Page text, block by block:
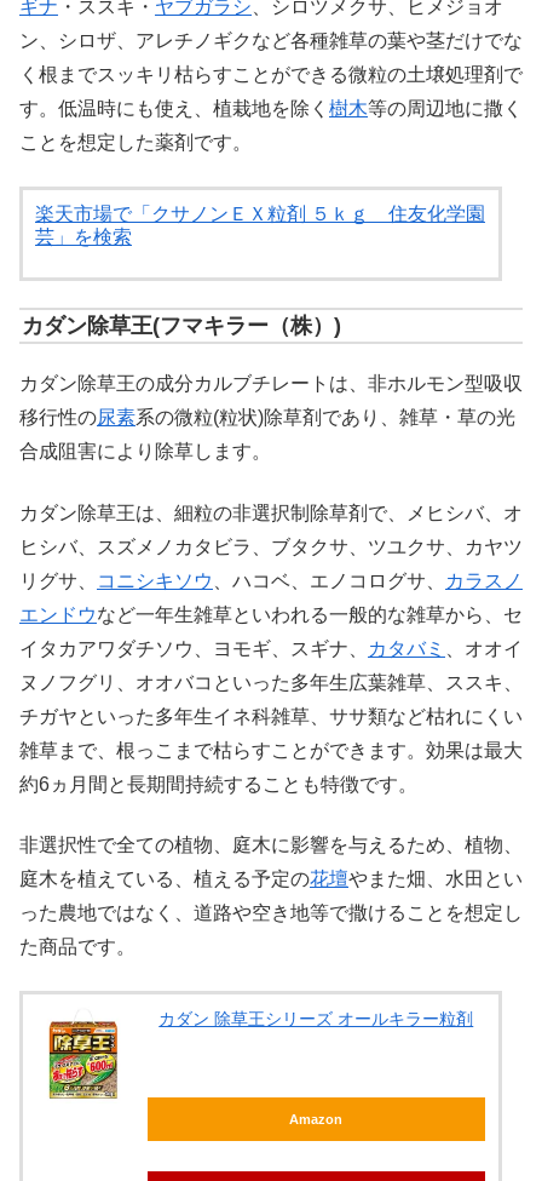
ギナ ・ススキ・ ヤブガラシ 、シロツメクサ、ヒメジョオ
ン、シロザ、アレチノギクなど各種雑草の葉や茎だけでな
く根までスッキリ枯らすことができる微粒の土壌処理剤で
す。低温時にも使え、植栽地を除く 樹木等の周辺地に撒く
ことを想定した薬剤です。
楽天市場で「クサノンＥＸ粒剤 ５ｋｇ 住友化学園
芸」を検索
カダン除草王(フマキラー（株）)
カダン除草王の成分カルブチレートは、非ホルモン型吸収
移行性の尿素系の微粒(粒状)除草剤であり、雑草・草の光
合成阻害により除草します。
カダン除草王は、細粒の非選択制除草剤で、メヒシバ、オ
ヒシバ、スズメノカタビラ、ブタクサ、ツユクサ、カヤツ
リグサ、
コニシキソウ 、ハコベ、エノコログサ、
カラスノ
エンドウなど一年生雑草といわれる一般的な雑草から、セ
イタカアワダチソウ、ヨモギ、スギナ、
カタバミ
、オオイ
ヌノフグリ、オオバコといった多年生広葉雑草、ススキ、
チガヤといった多年生イネ科雑草、ササ類など枯れにくい
雑草まで、根っこまで枯らすことができます。効果は最大
約6ヵ月間と長期間持続することも特徴です。
非選択性で全ての植物、庭木に影響を与えるため、植物、
庭木を植えている、植える予定の花壇やまた畑、水田とい
った農地ではなく、道路や空き地等で撒けることを想定し
た商品です。
カダン 除草王シリーズ オールキラー粒剤
Amazon